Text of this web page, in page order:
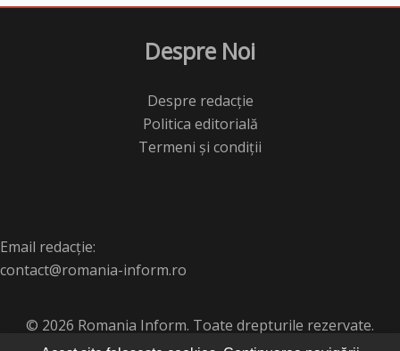
Despre Noi
Despre redacție
Politica editorială
Termeni și condiții
Email redacție:
contact@romania-inform.ro
© 2026 Romania Inform. Toate drepturile rezervate.